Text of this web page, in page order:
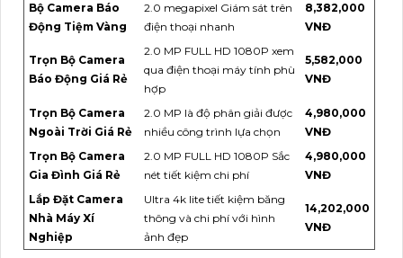
Bộ Camera Báo
Động Tiệm Vàng
2.0 megapixel Giám sát trên
điện thoại nhanh
8,382,000
VNĐ
Trọn Bộ Camera
Báo Động Giá Rẻ
2.0 MP FULL HD 1080P xem
qua điện thoại máy tính phù
hợp
5,582,000
VNĐ
Trọn Bộ Camera
Ngoài Trời Giá Rẻ
2.0 MP là độ phân giải được
nhiều công trình lựa chọn
4,980,000
VNĐ
Trọn Bộ Camera
Gia Đình Giá Rẻ
2.0 MP FULL HD 1080P Sắc
nét tiết kiệm chi phí
4,980,000
VNĐ
Lắp Đặt Camera
Nhà Máy Xí
Nghiệp
Ultra 4k lite tiết kiệm băng
thông và chi phí với hình
ảnh đẹp
14,202,000
VNĐ